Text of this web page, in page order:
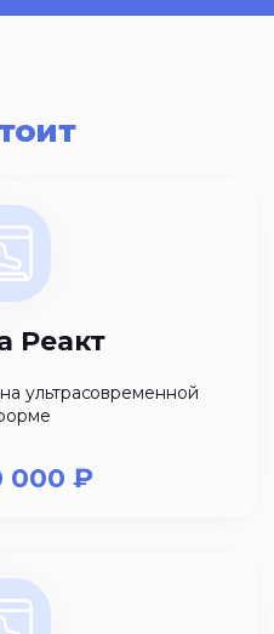
Реакт
ультрасовременной
000 ₽